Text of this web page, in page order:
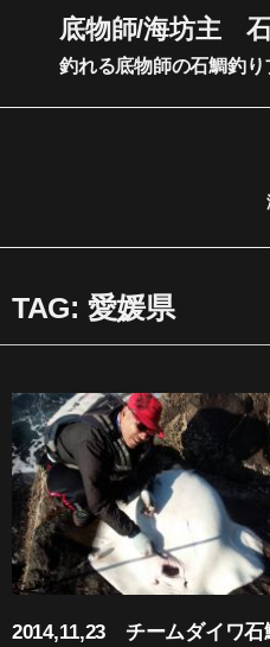
ス
底物師/海坊主 石
釣れる底物師の石鯛釣
TAG: 愛媛県
2014,11,23 チームダイワ石